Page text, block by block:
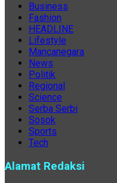
Business
Fashion
HEADLINE
Lifestyle
Mancanegara
News
Politik
Regional
Science
Serba Serbi
Sosok
Sports
Tech
Alamat Redaksi